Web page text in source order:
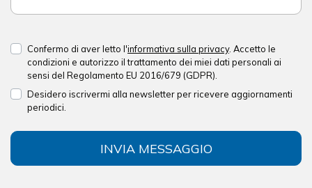
Confermo di aver letto l'informativa sulla privacy. Accetto le
condizioni e autorizzo il trattamento dei miei dati personali ai
sensi del Regolamento EU 2016/679 (GDPR).
Desidero iscrivermi alla newsletter per ricevere aggiornamenti
periodici.
INVIA MESSAGGIO